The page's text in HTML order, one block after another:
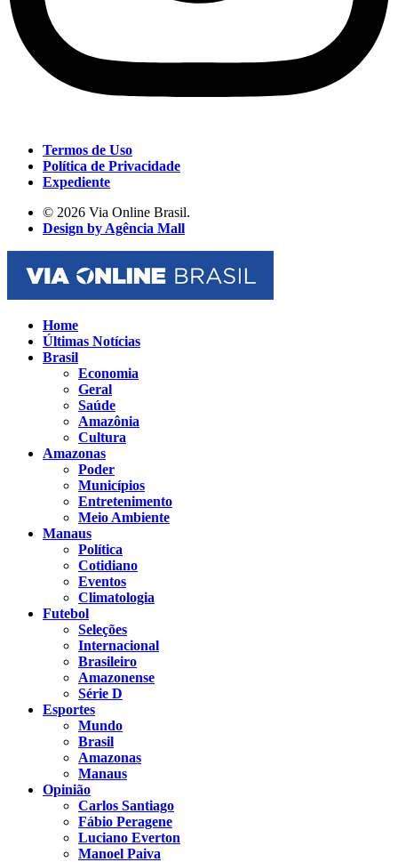
Termos de Uso
Política de Privacidade
Expediente
© 2026 Via Online Brasil.
Design by Agência Mall
Home
Últimas Notícias
Brasil
Economia
Geral
Saúde
Amazônia
Cultura
Amazonas
Poder
Municípios
Entretenimento
Meio Ambiente
Manaus
Política
Cotidiano
Eventos
Climatologia
Futebol
Seleções
Internacional
Brasileiro
Amazonense
Série D
Esportes
Mundo
Brasil
Amazonas
Manaus
Opinião
Carlos Santiago
Fábio Peragene
Luciano Everton
Manoel Paiva